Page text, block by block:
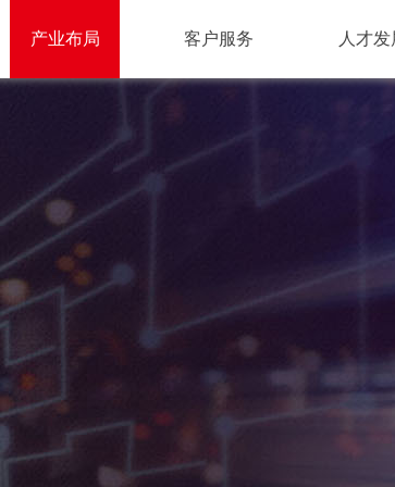
产业布局 客户服务 人才发